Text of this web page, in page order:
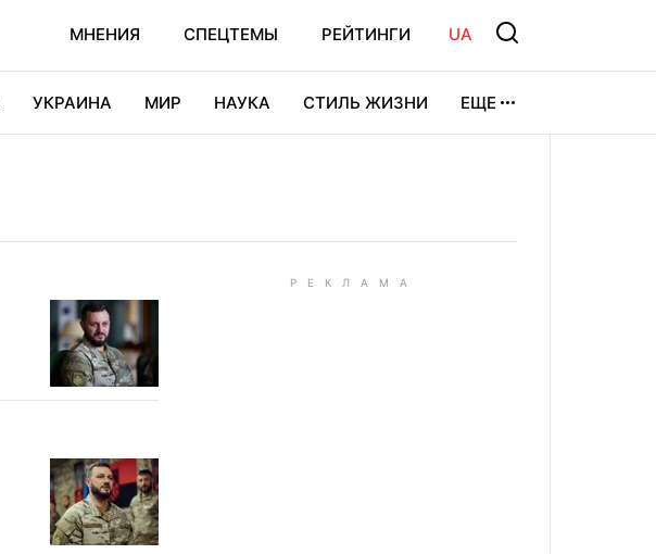
МНЕНИЯ СПЕЦТЕМЫ РЕЙТИНГИ UA
УКРАИНА МИР НАУКА СТИЛЬ ЖИЗНИ ЕЩЕ